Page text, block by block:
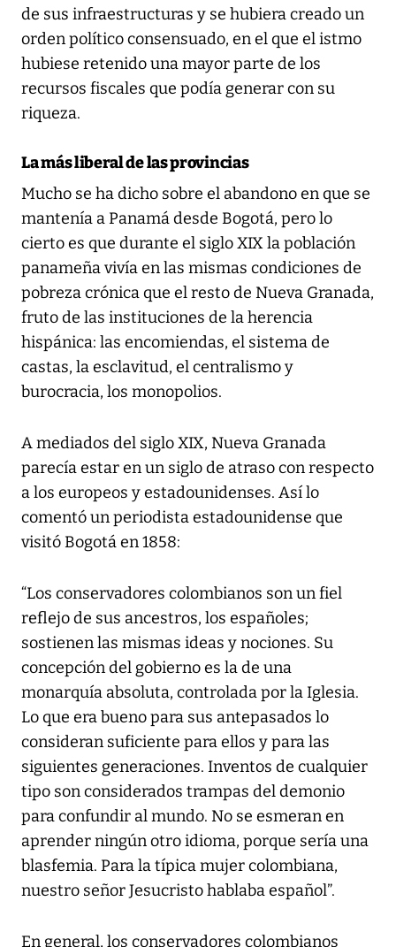
de sus infraestructuras y se hubiera creado un
orden político consensuado, en el que el istmo
hubiese retenido una mayor parte de los
recursos fiscales que podía generar con su
riqueza.
La más liberal de las provincias
Mucho se ha dicho sobre el abandono en que se
mantenía a Panamá desde Bogotá, pero lo
cierto es que durante el siglo XIX la población
panameña vivía en las mismas condiciones de
pobreza crónica que el resto de Nueva Granada,
fruto de las instituciones de la herencia
hispánica: las encomiendas, el sistema de
castas, la esclavitud, el centralismo y
burocracia, los monopolios.
A mediados del siglo XIX, Nueva Granada
parecía estar en un siglo de atraso con respecto
a los europeos y estadounidenses. Así lo
comentó un periodista estadounidense que
visitó Bogotá en 1858:
“Los conservadores colombianos son un fiel
reflejo de sus ancestros, los españoles;
sostienen las mismas ideas y nociones. Su
concepción del gobierno es la de una
monarquía absoluta, controlada por la Iglesia.
Lo que era bueno para sus antepasados lo
consideran suficiente para ellos y para las
siguientes generaciones. Inventos de cualquier
tipo son considerados trampas del demonio
para confundir al mundo. No se esmeran en
aprender ningún otro idioma, porque sería una
blasfemia. Para la típica mujer colombiana,
nuestro señor Jesucristo hablaba español”.
En general, los conservadores colombianos